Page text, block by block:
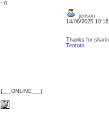
: 0
{___ONLINE___}
jenson
14/06/2025
Thanks for
Tentoto